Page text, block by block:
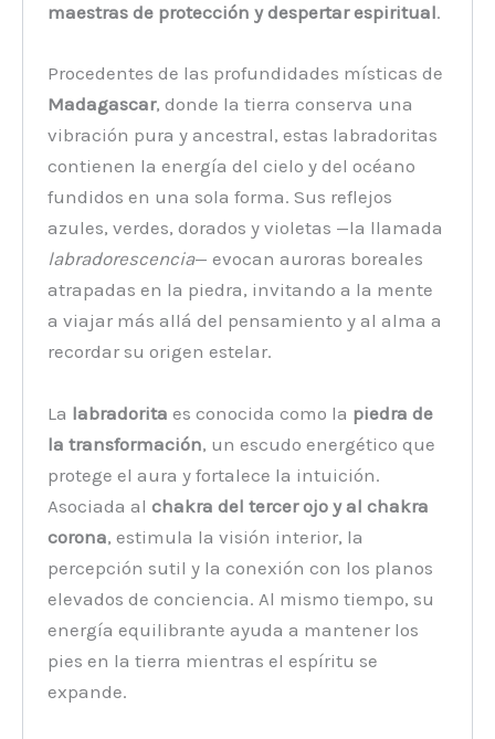
maestras de protección y despertar espiritual.
Procedentes de las profundidades místicas de
Madagascar, donde la tierra conserva una
vibración pura y ancestral, estas labradoritas
contienen la energía del cielo y del océano
fundidos en una sola forma. Sus reflejos
azules, verdes, dorados y violetas —la llamada
labradorescencia— evocan auroras boreales
atrapadas en la piedra, invitando a la mente
a viajar más allá del pensamiento y al alma a
recordar su origen estelar.
La labradorita es conocida como la piedra de
la transformación, un escudo energético que
protege el aura y fortalece la intuición.
Asociada alchakra del tercer ojo y al chakra
corona, estimula la visión interior, la
percepción sutil y la conexión con los planos
elevados de conciencia. Al mismo tiempo, su
energía equilibrante ayuda a mantener los
pies en la tierra mientras el espíritu se
expande.